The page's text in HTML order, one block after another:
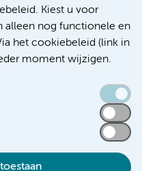
Kiest u voor
alleen nog functionele en
het cookiebeleid (link in
moment wijzigen.